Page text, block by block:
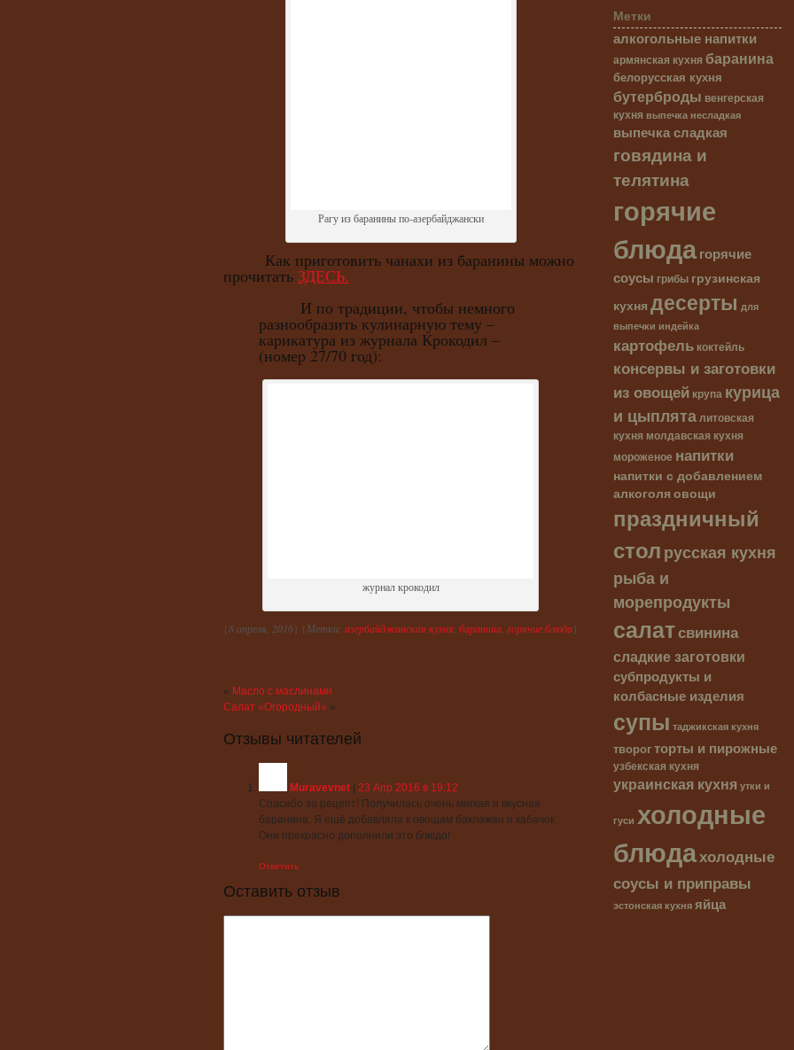
Рагу из баранины по-азербайджански
Как приготовить чанахи из баранины можно
прочитать ЗДЕСЬ.
И по традиции, чтобы немного
разнообразить кулинарную тему –
карикатура из журнала Крокодил –
(номер 27/70 год):
журнал крокодил
{8 апреля, 2016} {Метки: азербайджанская кухня баранина горячие блюда}
« Масло с маслинами
Салат «Огородный» »
Отзывы читателей
Muravevnet
23 Апр 2016 в 19:12
Спасибо за рецепт! Получилась очень мягкая и вкусная
баранина. Я ещё добавляла к овощам баклажан и кабачок.
Они прекрасно дополнили это блюдо!
Ответить
Оставить отзыв
Метки
алкогольные напитки
армянская кухня баранина
белорусская кухня
бутерброды венгерская
кухня выпечка несладкая
выпечка сладкая
говядина и
телятина
горячие
блюдагорячие
соусы грибы грузинская
кухня десерты для
выпечки индейка
картофель коктейль
консервы и заготовки
из овощей крупа курица
и цыпляталитовская
кухня молдавская кухня
мороженое напитки
напитки с добавлением
алкоголя овощи
праздничный
столрусская кухня
рыба и
морепродукты
салатсвинина
сладкие заготовки
субпродукты и
колбасные изделия
супы таджикская кухня
творогторты и пирожные
узбекская кухня
украинская кухня утки и
гуси холодные
блюдахолодные
соусы и приправы
эстонская кухня яйца